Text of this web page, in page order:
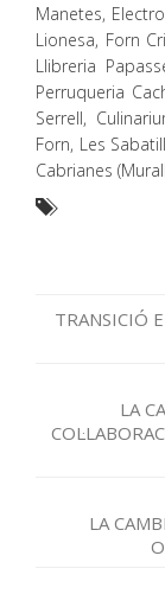
Manetes,
Lionesa, Forn
Llibreria
Perruqueria
Serrell,
Forn, Les
Cabrianes
TRANSICIÓ
LA
LA